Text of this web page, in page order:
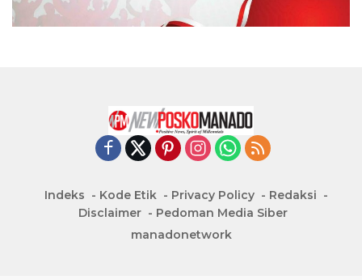
Indeks Kode Etik Privacy Policy
Redaksi
Disclaimer
Pedoman Media Siber
manadonetwork